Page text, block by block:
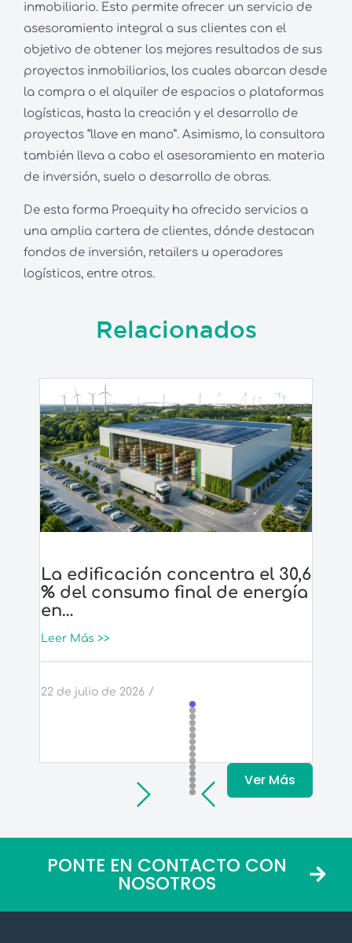
inmobiliario. Esto permite ofrecer un servicio de
asesoramiento integral a sus clientes con el
objetivo de obtener los mejores resultados de sus
proyectos inmobiliarios, los cuales abarcan desde
la compra o el alquiler de espacios o plataformas
logísticas, hasta la creación y el desarrollo de
proyectos “llave en mano”. Asimismo, la consultora
también lleva a cabo el asesoramiento en materia
de inversión, suelo o desarrollo de obras.
De esta forma Proequity ha ofrecido servicios a
una amplia cartera de clientes, dónde destacan
fondos de inversión, retailers u operadores
logísticos, entre otros.
Relacionados
La edificación concentra el 30,6
% del consumo final de energía
en…
Leer Más >>
22 de julio de 2026 /
Ver Más
PONTE EN CONTACTO CON
NOSOTROS